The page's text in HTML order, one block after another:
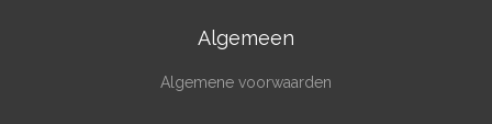
Algemeen
Algemene voorwaarden